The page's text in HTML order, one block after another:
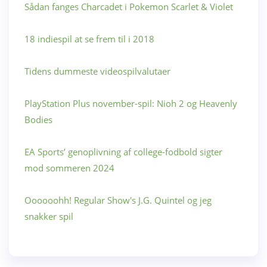
Sådan fanges Charcadet i Pokemon Scarlet & Violet
18 indiespil at se frem til i 2018
Tidens dummeste videospilvalutaer
PlayStation Plus november-spil: Nioh 2 og Heavenly
Bodies
EA Sports’ genoplivning af college-fodbold sigter
mod sommeren 2024
Oooooohh! Regular Show's J.G. Quintel og jeg
snakker spil